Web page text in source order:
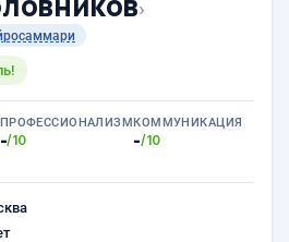
›
ПРОФЕССИОНАЛИЗМ
-/10
КОММУНИКАЦИЯ
-/10